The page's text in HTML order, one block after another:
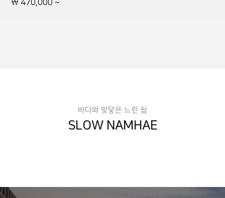
\ 470,000 ~
바다와 맞닿은 느린 쉼
SLOW NAMHAE